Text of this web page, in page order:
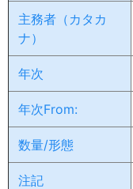
主務者（カタカ
ナ）
年次
年次From:
数量/形態
注記